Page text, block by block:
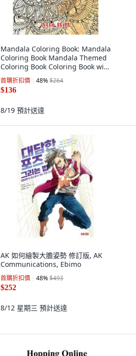
Mandala Coloring Book: Mandala
Coloring Book Mandala Themed
Coloring Book Coloring Book with
Manda... 平裝版, Independently
Published, 英文
首購折扣價 48%$264
$136
8/19 預計送達
AK 如何繪製大膽姿勢 修訂版, AK
Communications, Ebimo
首購折扣價 48%$493
$252
8/12 星期三 預計送達